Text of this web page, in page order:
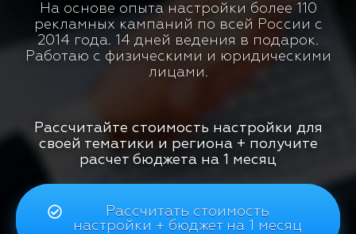
На основе опыта настройки более 110
рекламных кампаний по всей России с
2014 года. 14 дней ведения в подарок.
Работаю с физическими и юридическими
лицами.
Рассчитайте стоимость настройки для
своей тематики и региона + получите
расчет бюджета на 1 месяц
Рассчитать стоимость
настройки + бюджет на 1 месяц